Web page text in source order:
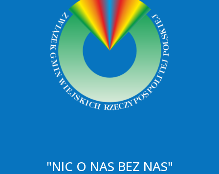
"NIC O NAS BEZ NAS"